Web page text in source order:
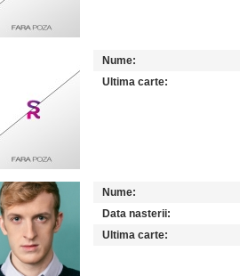
Nume:
Ultima carte:
Nume:
Data nasterii:
Ultima carte: